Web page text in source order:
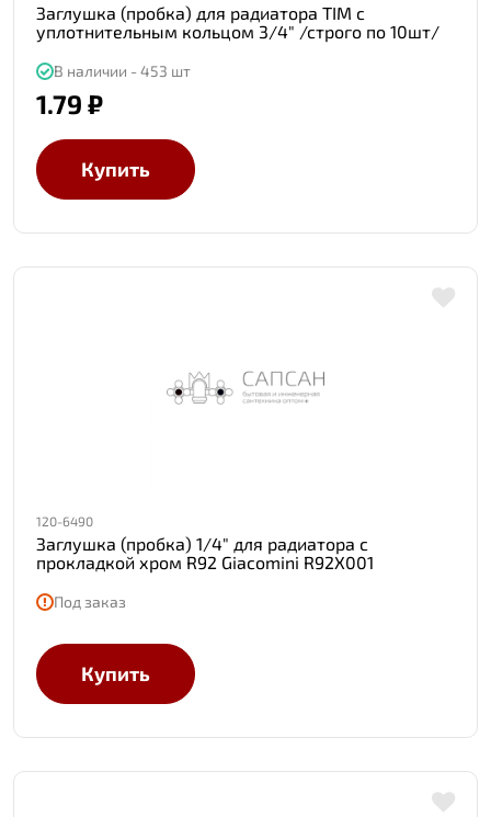
Заглушка (пробка) для радиатора TIM с
уплотнительным кольцом 3/4" /строго по 10шт/
В наличии - 453 шт
1.79 ₽
Купить
120-6490
Заглушка (пробка) 1/4" для радиатора с
прокладкой хром R92 Giacomini R92X001
Под заказ
Купить